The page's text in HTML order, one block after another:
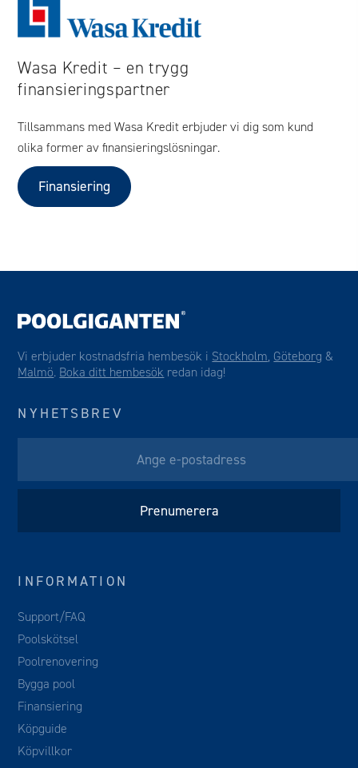
Wasa Kredit – en trygg
finansieringspartner
Tillsammans med Wasa Kredit erbjuder vi dig som kund
olika former av finansieringslösningar.
Finansiering
Vi erbjuder kostnadsfria hembesök i Stockholm, Göteborg &
Malmö. Boka ditt hembesök redan idag!
NYHETSBREV
INFORMATION
Support/FAQ
Poolskötsel
Poolrenovering
Bygga pool
Finansiering
Köpguide
Köpvillkor